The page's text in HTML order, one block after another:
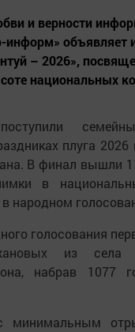
и верности
информ» объявляет
– 2026»,
национальных
плуга 2026
В финал вышли
в
народном
голосования
из села
набрав 1077
минимальным